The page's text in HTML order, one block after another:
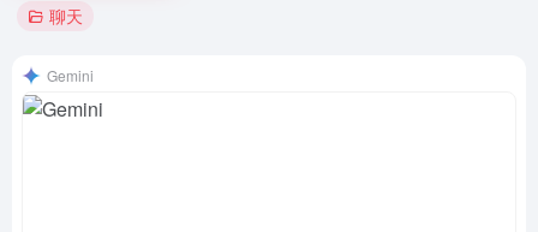
聊天
‎Gemini